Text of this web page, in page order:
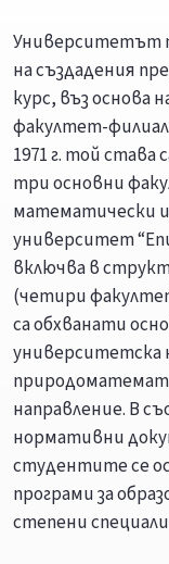
Университетът
на създадения
курс, въз основа
факултет-
1971 г. той
три основни
математически
университет
включва в
(четири
са обхванати
университетска
направление. В
нормативни
студентите се
програми за
степени